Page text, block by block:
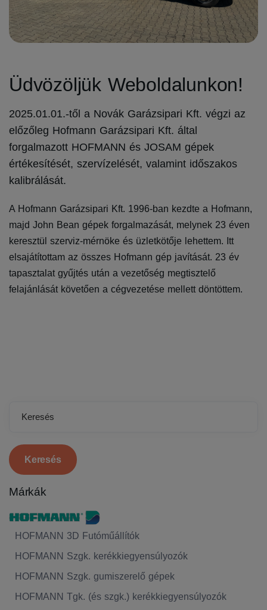
Üdvözöljük Weboldalunkon!
2025.01.01.-től a Novák Garázsipari Kft. végzi az
előzőleg Hofmann Garázsipari Kft. által
forgalmazott HOFMANN és JOSAM gépek
értékesítését, szervízelését, valamint időszakos
kalibrálását.
A Hofmann Garázsipari Kft. 1996-ban kezdte a Hofmann,
majd John Bean gépek forgalmazását, melynek 23 éven
keresztül szerviz-mérnöke és üzletkötője lehettem. Itt
elsajátítottam az összes Hofmann gép javítását. 23 év
tapasztalat gyűjtés után a vezetőség megtisztelő
felajánlását követően a cégvezetése mellett döntöttem.
Keresés
Márkák
HOFMANN 3D Futóműállítók
HOFMANN Szgk. kerékkiegyensúlyozók
HOFMANN Szgk. gumiszerelő gépek
HOFMANN Tgk. (és szgk.) kerékkiegyensúlyozók